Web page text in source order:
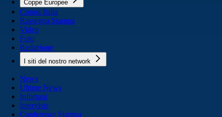
Coppe Europee
Coppa Italia
Rassegna Stampa
Video
Foto
Redazione
I siti del nostro network
News
Ultime News
Infortuni
Interviste
Conferenze Stampa